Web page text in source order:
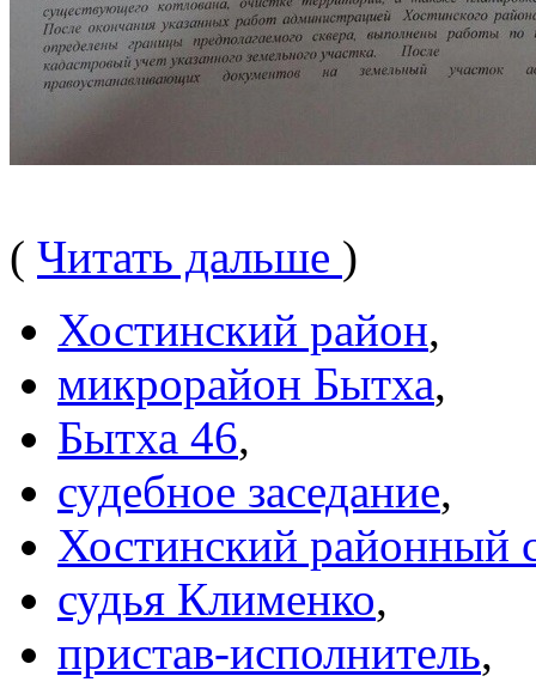
( Читать дальше )
Хостинский район,
микрорайон Бытха,
Бытха 46,
судебное заседание,
Хостинский районный
судья Клименко,
пристав-исполнитель,